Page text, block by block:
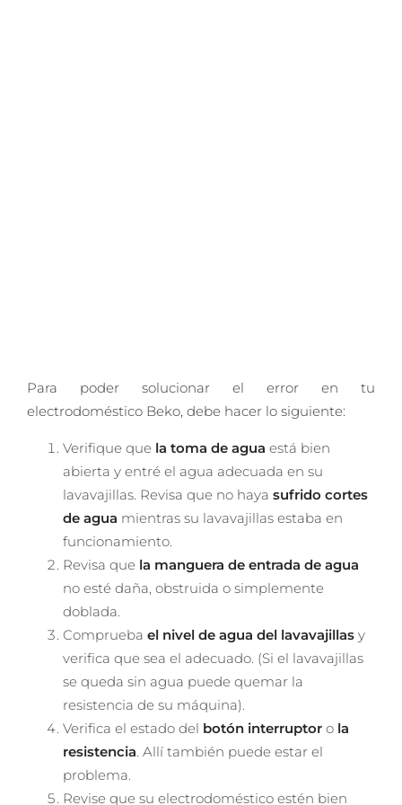
Para poder solucionar el error en tu
electrodoméstico Beko, debe hacer lo siguiente:
Verifique que la toma de agua está bien
abierta y entré el agua adecuada en su
lavavajillas. Revisa que no haya sufrido cortes
de agua mientras su lavavajillas estaba en
funcionamiento.
Revisa que la manguera de entrada de agua
no esté daña, obstruida o simplemente
doblada.
Comprueba el nivel de agua del lavavajillas y
verifica que sea el adecuado. (Si el lavavajillas
se queda sin agua puede quemar la
resistencia de su máquina).
Verifica el estado del botón interruptor o la
resistencia. Allí también puede estar el
problema.
Revise que su electrodoméstico estén bien